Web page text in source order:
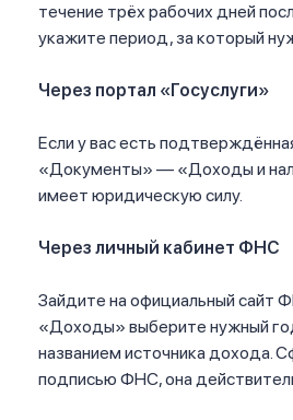
течение трёх рабочих дней
укажите период, за который
Через портал «Госуслуги»
Если у вас есть
«Документы» — «Доходы и
имеет юридическую силу.
Через личный кабинет ФНС
Зайдите на официальный сайт
«Доходы» выберите нужный
названием источника дохода.
подписью ФНС, она